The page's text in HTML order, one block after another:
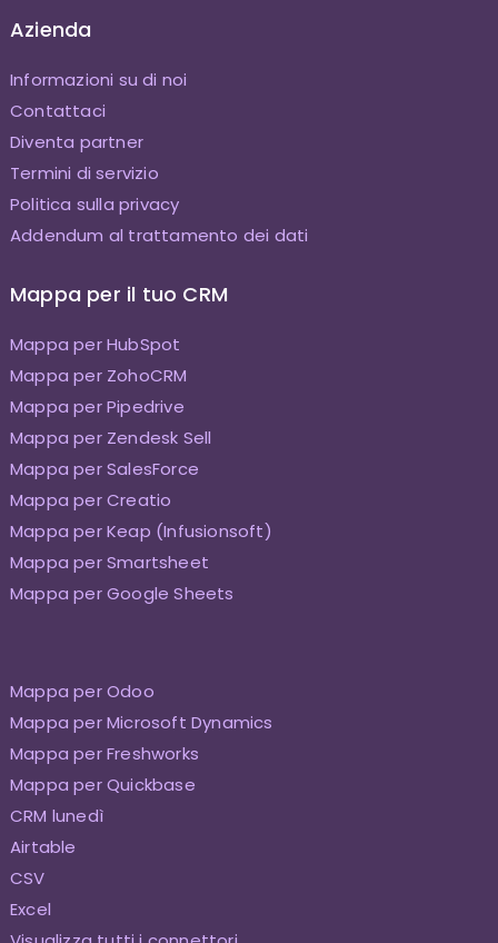
Azienda
Informazioni su di noi
Contattaci
Diventa partner
Termini di servizio
Politica sulla privacy
Addendum al trattamento dei dati
Mappa per il tuo CRM
Mappa per HubSpot
Mappa per ZohoCRM
Mappa per Pipedrive
Mappa per Zendesk Sell
Mappa per SalesForce
Mappa per Creatio
Mappa per Keap (Infusionsoft)
Mappa per Smartsheet
Mappa per Google Sheets
Mappa per Odoo
Mappa per Microsoft Dynamics
Mappa per Freshworks
Mappa per Quickbase
CRM lunedì
Airtable
CSV
Excel